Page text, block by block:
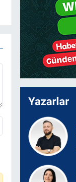
Yazarlar